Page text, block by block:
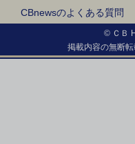
CBnewsのよくある質問
© ＣＢ
掲載内容の無断転